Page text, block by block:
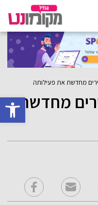
פתח
מחדשת את פעילותה
מחדשת